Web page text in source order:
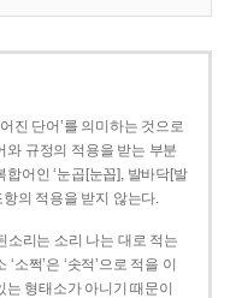
진 단어’를 의미하는 것으로
와 규정의 적용을 받는 부분
어인 ‘눈곱[눈꼽], 발바닥[발
의 적용을 받지 않는다.
소리는 소리 나는 대로 적는
쩍’은 ‘솟적’으로 적을 이
는 형태소가 아니기 때문이